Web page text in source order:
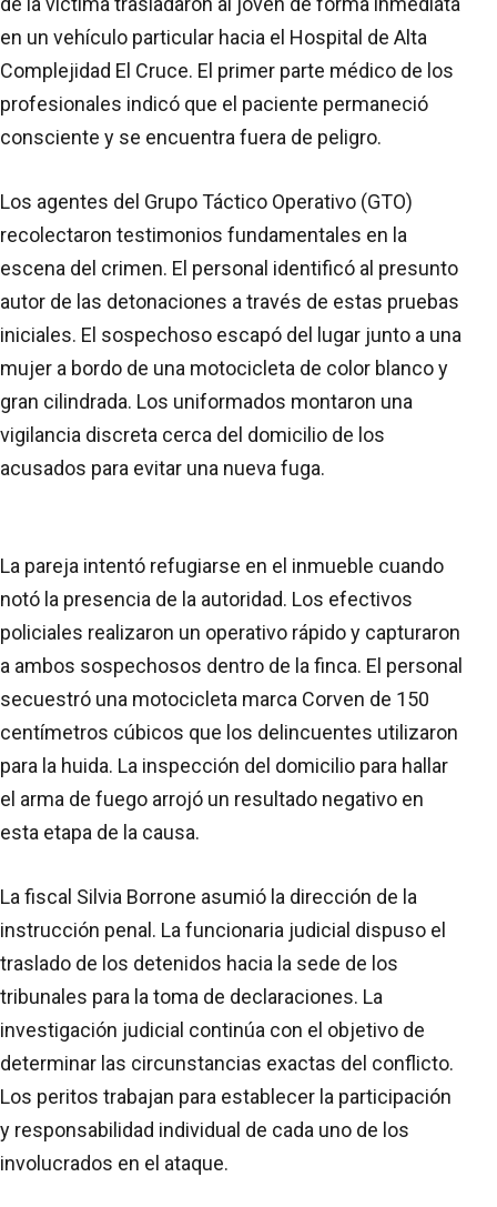
en un vehículo particular hacia el Hospital de Alta
Complejidad El Cruce. El primer parte médico de los
profesionales indicó que el paciente permaneció
consciente y se encuentra fuera de peligro.
Los agentes del Grupo Táctico Operativo (GTO)
recolectaron testimonios fundamentales en la
escena del crimen. El personal identificó al presunto
autor de las detonaciones a través de estas pruebas
iniciales. El sospechoso escapó del lugar junto a una
mujer a bordo de una motocicleta de color blanco y
gran cilindrada. Los uniformados montaron una
vigilancia discreta cerca del domicilio de los
acusados para evitar una nueva fuga.
La pareja intentó refugiarse en el inmueble cuando
notó la presencia de la autoridad. Los efectivos
policiales realizaron un operativo rápido y capturaron
a ambos sospechosos dentro de la finca. El personal
secuestró una motocicleta marca Corven de 150
centímetros cúbicos que los delincuentes utilizaron
para la huida. La inspección del domicilio para hallar
el arma de fuego arrojó un resultado negativo en
esta etapa de la causa.
La fiscal Silvia Borrone asumió la dirección de la
instrucción penal. La funcionaria judicial dispuso el
traslado de los detenidos hacia la sede de los
tribunales para la toma de declaraciones. La
investigación judicial continúa con el objetivo de
determinar las circunstancias exactas del conflicto.
Los peritos trabajan para establecer la participación
y responsabilidad individual de cada uno de los
involucrados en el ataque.